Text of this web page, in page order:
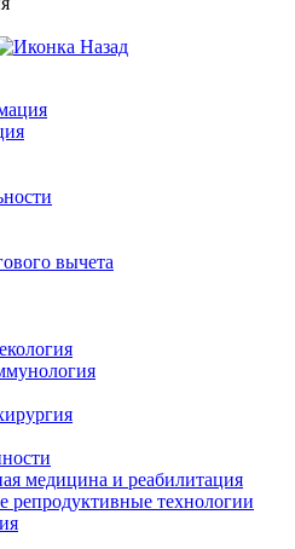
Назад
вычета
медицина и реабилитация
репродуктивные технологии